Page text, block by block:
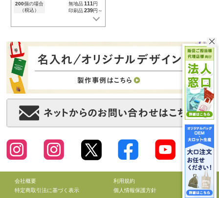
200個の場合
（税込）
無地品111円
印刷品239円～
会社概要
利用規約
特定商取引法に基づく表示
個人情報保護方針